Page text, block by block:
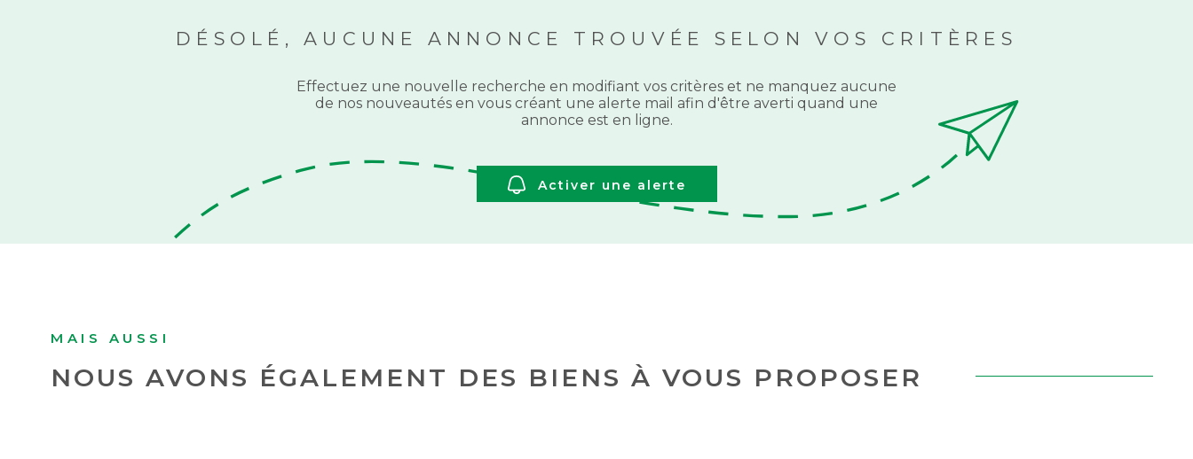
DÉSOLÉ, AUCUNE ANNONCE TROUVÉE SELON VOS CRITÈRES
Effectuez une nouvelle recherche en modifiant vos critères et ne manquez aucune
de nos nouveautés en vous créant une alerte mail afin d'être averti quand une
annonce est en ligne.
Activer une alerte
MAIS AUSSI
NOUS AVONS ÉGALEMENT DES BIENS À VOUS PROPOSER